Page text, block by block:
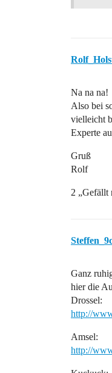
Na na na!
Also bei
vielleicht
Experte
Gruß
Rolf
2 „Gefällt
Ganz
hier die
Drossel:
http://
Amsel:
http://